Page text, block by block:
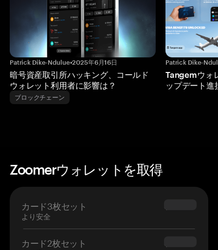
Patrick Dike-Ndulue•2025年6月16日
暗号資産取引所ハッキング、コールド
ウォレット利用者に影響は？
ブロックチェーン
Patrick Dike-
Tangemウォ
ップデート進
Zoomerウォレットを取得
カード3枚セット
より安全
$69.90
カード2枚セット $54.90